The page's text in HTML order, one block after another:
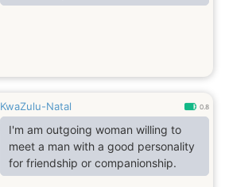
KwaZulu-Natal 0.8
I'm am outgoing woman willing to
meet a man with a good personality
for friendship or companionship.